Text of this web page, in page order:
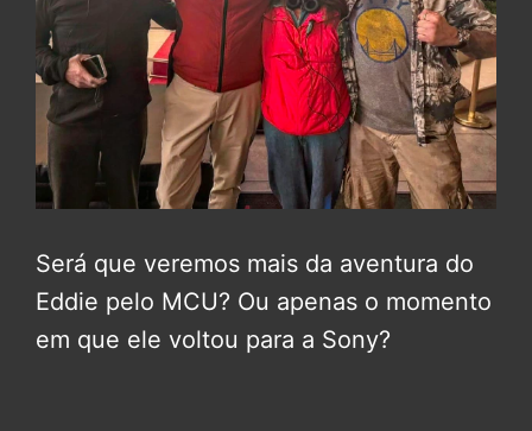
Será que veremos mais da aventura do
Eddie pelo MCU? Ou apenas o momento
em que ele voltou para a Sony?